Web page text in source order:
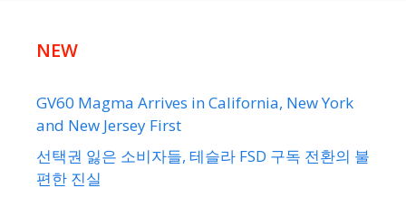
NEW
GV60 Magma Arrives in California, New York
and New Jersey First
선택권 잃은 소비자들, 테슬라 FSD 구독 전환의 불
편한 진실